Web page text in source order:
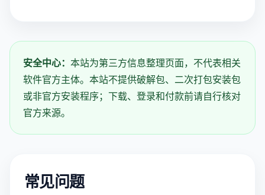
安全中心： 本站为第三方信息整理页面，不代表相关
软件官方主体。本站不提供破解包、二次打包安装包
或非官方安装程序；下载、登录和付款前请自行核对
官方来源。
常见问题